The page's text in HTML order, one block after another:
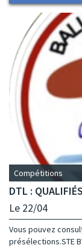
Compétitions
DTL :
Le 22/04
Vous pouvez
présélections.STE BT